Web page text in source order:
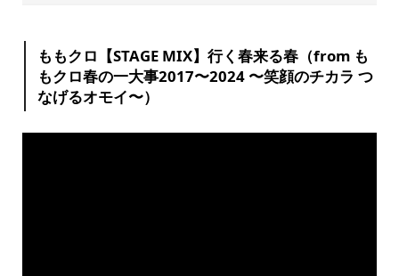
ももクロ【STAGE MIX】行く春来る春（from も
もクロ春の一大事2017〜2024 〜笑顔のチカラ つ
なげるオモイ〜）